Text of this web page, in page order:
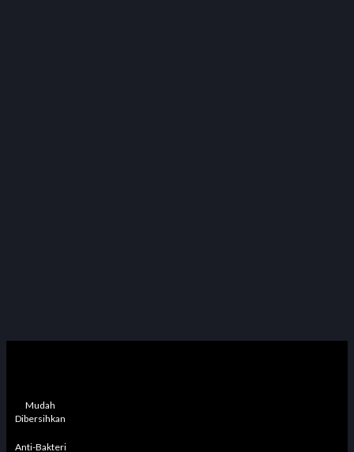
Mudah
Dibersihkan
Anti-Bakteri